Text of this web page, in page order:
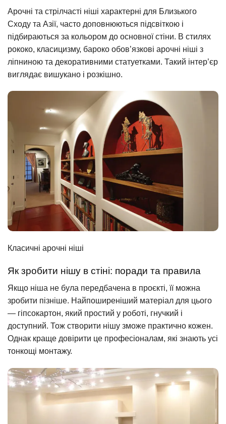
Арочні та стрілчасті ніші характерні для Близького
Сходу та Азії, часто доповнюються підсвіткою і
підбираються за кольором до основної стіни. В стилях
рококо, класицизму, бароко обов’язкові арочні ніші з
ліпниною та декоративними статуетками. Такий інтер’єр
виглядає вишукано і розкішно.
Класичні арочні ніші
Як зробити нішу в стіні: поради та правила
Якщо ніша не була передбачена в проєкті, її можна
зробити пізніше. Найпоширеніший матеріал для цього
— гіпсокартон, який простий у роботі, гнучкий і
доступний. Тож створити нішу зможе практично кожен.
Однак краще довірити це професіоналам, які знають усі
тонкощі монтажу.